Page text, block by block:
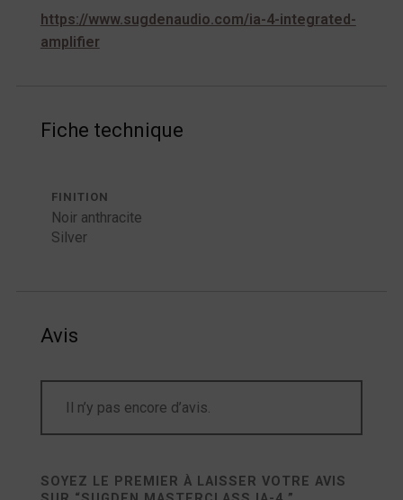
https://www.sugdenaudio.com/ia-4-integrated-
amplifier
Fiche technique
FINITION
Noir anthracite
Silver
Avis
Il n’y pas encore d’avis.
SOYEZ LE PREMIER À LAISSER VOTRE AVIS